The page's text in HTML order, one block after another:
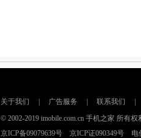
关于我们 广告服务 联系我们
© 2002-2019 imobile.com.cn 手机之家 所有
京ICP备09079639号 京ICP证090349号 电